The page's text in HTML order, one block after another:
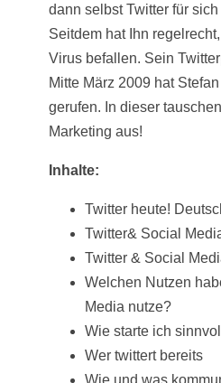
dann selbst Twitter für
Seitdem hat Ihn
Virus befallen. Sein
Mitte März 2009 hat
gerufen. In dieser
Marketing aus!
Inhalte:
Twitter heute!
Twitter& Social
Twitter & Social
Welchen Nutzen
Media nutze?
Wie starte ich
Wer twittert bereits
Wie und was